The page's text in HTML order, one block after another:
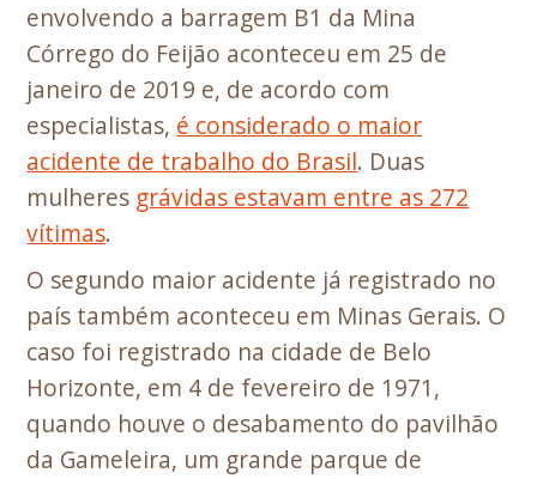
envolvendo a barragem B1 da Mina
Córrego do Feijão aconteceu em 25 de
janeiro de 2019 e, de acordo com
especialistas, é considerado o maior
acidente de trabalho do Brasil. Duas
mulheres grávidas estavam entre as 272
vítimas.
O segundo maior acidente já registrado no
país também aconteceu em Minas Gerais. O
caso foi registrado na cidade de Belo
Horizonte, em 4 de fevereiro de 1971,
quando houve o desabamento do pavilhão
da Gameleira, um grande parque de